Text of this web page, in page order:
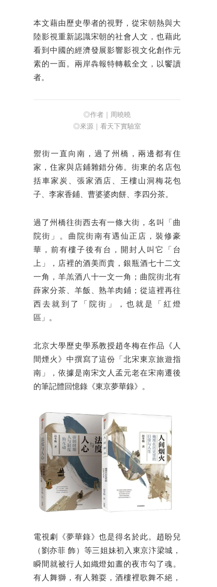
本文藉由歷史學者的視野，從宋朝熱與大
陸影視重新認識宋朝的社會人文，也藉此
看到中國的經濟發展影響影視文化創作元
素的一面。兩岸犇報特轉載全文，以饗讀
者。
◎作者｜周曉曉
◎來源｜看天下實驗室
禦街一直向南，過了州橋，兩邊都有住
家，住家與店鋪雜錯分佈。街東的名店包
括車家炭、張家酒店、王樓山洞梅花包
子、李家香鋪、曹婆婆肉餅、李四分茶。
過了州橋往街西去有一條大街，名叫「曲
院街」。曲院街南有遇仙正店，裝修豪
華，前有樓子後有台，開封人叫它「台
上」，店裡的酒美而貴，銀瓶酒七十二文
一角，羊羔酒八十一文一角；曲院街北有
薛家分茶、羊飯、熟羊肉鋪；從這裡再往
西去就到了「院街」，也就是「紅燈
區」。
北京大學歷史學系教授趙冬梅在作品《人
間煙火》中撰寫了這份「北宋東京旅遊指
南」，依據是南宋文人孟元老在宋南遷後
的筆記體回憶錄《東京夢華錄》。
電視劇《夢華錄》也是得名於此。趙盼兒
（劉亦菲 飾）等三姐妹初入東京汴梁城，
瞬間就被行人如織燈如晝的夜市勾了魂。
有人舞獅，有人雜耍，酒樓裡歌舞不絕，